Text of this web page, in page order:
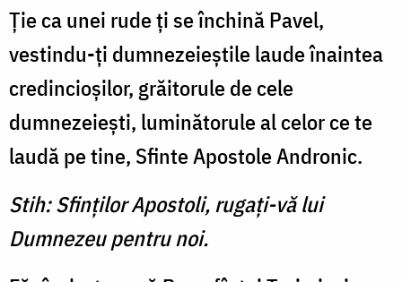
Ţie ca unei rude ţi se închină Pavel,
vestindu-ţi dumnezeieştile laude înaintea
credincioşilor, grăitorule de cele
dumnezeieşti, luminătorule al celor ce te
laudă pe tine, Sfinte Apostole Andronic.
Stih: Sfinţilor Apostoli, rugaţi-vă lui
Dumnezeu pentru noi.